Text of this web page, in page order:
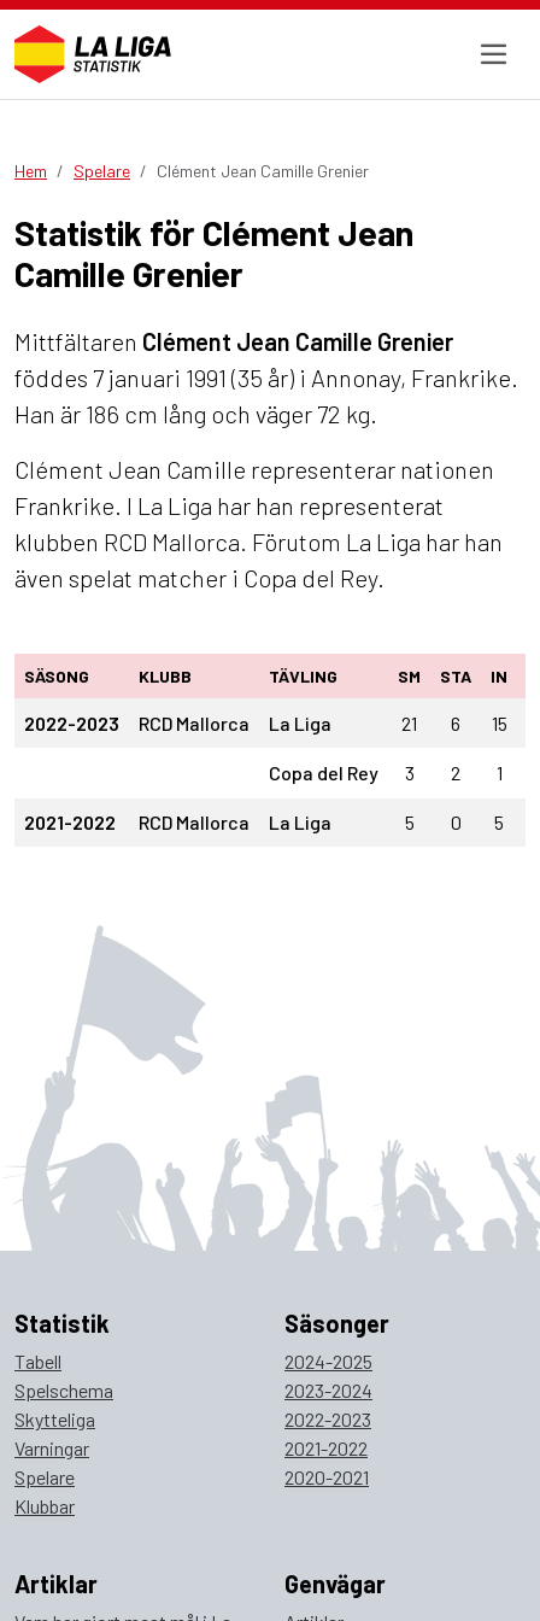
Hem Spelare Clément Jean Camille Grenier
Statistik för Clément Jean
Camille Grenier
Mittfältaren Clément Jean Camille Grenier
föddes 7 januari 1991 (35 år) i Annonay, Frankrike.
Han är 186 cm lång och väger 72 kg.
Clément Jean Camille representerar nationen
Frankrike. I La Liga har han representerat
klubben RCD Mallorca. Förutom La Liga har han
även spelat matcher i Copa del Rey.
SÄSONG KLUBB TÄVLING SM STA IN
2022-2023 RCD Mallorca La Liga 21 6 15
Copa del Rey 3 2 1
2021-2022 RCD Mallorca La Liga 5 0 5
Statistik
Tabell
Spelschema
Skytteliga
Varningar
Spelare
Klubbar
Säsonger
2024-2025
2023-2024
2022-2023
2021-2022
2020-2021
Artiklar Genvägar